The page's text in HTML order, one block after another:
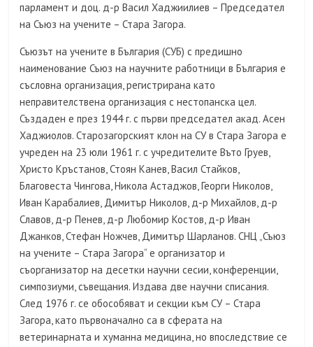
парламент и доц. д-р Васил Хаджиилиев – Председател
на Съюз на учените – Стара Загора.
Съюзът на учените в България (СУБ) с предишно
наименование Съюз на научните работници в България е
съсловна организация, регистрирана като
неправителствена организация с нестопанска цел.
Създаден е през 1944 г. с първи председател акад. Асен
Хаджиолов. Старозагорският клон на СУ в Стара Загора е
учреден на 23 юли 1961 г. с учредителите Въто Груев,
Христо Кръстанов, Стоян Канев, Васил Стайков,
Благовеста Чингова, Никола Астаджов, Георги Николов,
Иван Карабалиев, Димитър Николов, д-р Михайлов, д-р
Славов, д-р Пенев, д-р Любомир Костов, д-р Иван
Джанков, Стефан Ножчев, Димитър Шарланов. СНЦ „Съюз
на учените – Стара Загора“ е организатор и
съорганизатор на десетки научни сесии, конференции,
симпозиуми, съвещания. Издава две научни списания.
След 1976 г. се обособяват и секции към СУ – Стара
Загора, като първоначално са в сферата на
ветеринарната и хуманна медицина, но впоследствие се